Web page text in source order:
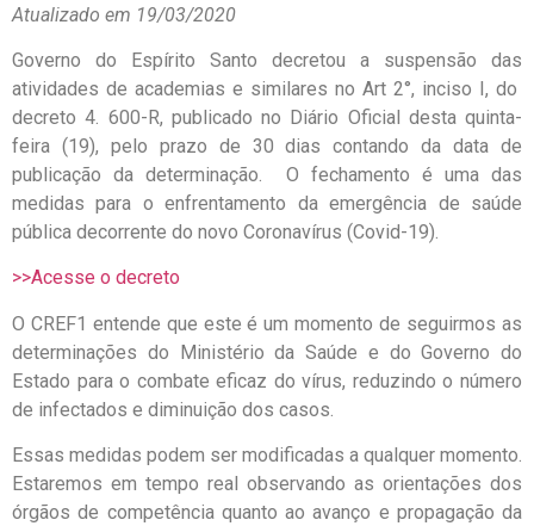
Atualizado em 19/03/2020
Governo do Espírito Santo decretou a suspensão das
atividades de academias e similares no Art 2°, inciso I, do
decreto 4. 600-R, publicado no Diário Oficial desta quinta-
feira (19), pelo prazo de 30 dias contando da data de
publicação da determinação. O fechamento é uma das
medidas para o enfrentamento da emergência de saúde
pública decorrente do novo Coronavírus (Covid-19).
>>Acesse o decreto
O CREF1 entende que este é um momento de seguirmos as
determinações do Ministério da Saúde e do Governo do
Estado para o combate eficaz do vírus, reduzindo o número
de infectados e diminuição dos casos.
Essas medidas podem ser modificadas a qualquer momento.
Estaremos em tempo real observando as orientações dos
órgãos de competência quanto ao avanço e propagação da